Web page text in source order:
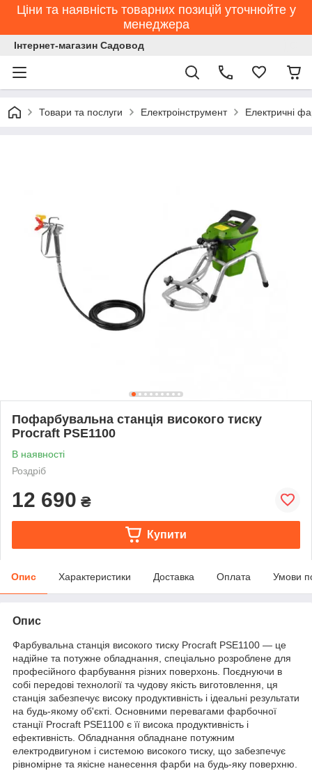
Ціни та наявність товарних позицій уточнюйте у
менеджера
Інтернет-магазин Садовод
Товари та послуги Електроінструмент Електричні
Пофарбувальна станція високого тиску
Procraft РSE1100
В наявності
Роздріб
12 690 ₴
Купити
Опис Характеристики Доставка Оплата Умови
Опис
Фарбувальна станція високого тиску Procraft PSE1100 — це
надійне та потужне обладнання, спеціально розроблене для
професійного фарбування різних поверхонь. Поєднуючи в
собі передові технології та чудову якість виготовлення, ця
станція забезпечує високу продуктивність і ідеальні результати
на будь-якому об'єкті. Основними перевагами фарбочної
станції Procraft PSE1100 є її висока продуктивність і
ефективність. Обладнання обладнане потужним
електродвигуном і системою високого тиску, що забезпечує
рівномірне та якісне нанесення фарби на будь-яку поверхню.